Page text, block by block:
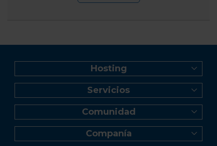
Hosting
Web Hosting
Creador de Sitios
Reseller Hosting
Servidor VPS
Servidor Dedicado Linux
Servidor Dedicado Windows
Servicios
Registro de dominio
Transferencia de dominio
Correo profesional Titan
Certificados SSL
Comunidad
Blog
Videos tutoriales
Companía